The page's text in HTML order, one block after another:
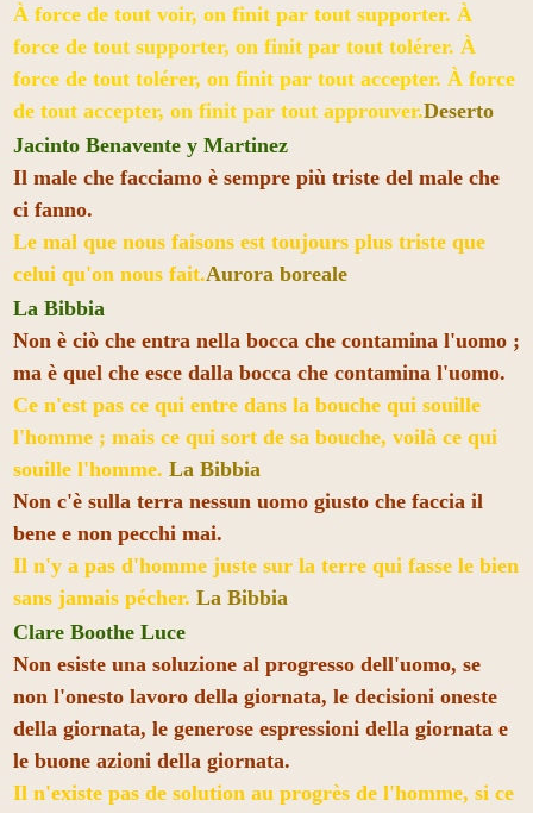
À force de tout voir, on finit par tout supporter. À
force de tout supporter, on finit par tout tolérer. À
force de tout tolérer, on finit par tout accepter. À force
de tout accepter, on finit par tout approuver.Deserto
Jacinto Benavente y Martinez
Il male che facciamo è sempre più triste del male che
ci fanno.
Le mal que nous faisons est toujours plus triste que
celui qu'on nous fait.Aurora boreale
La Bibbia
Non è ciò che entra nella bocca che contamina l'uomo ;
ma è quel che esce dalla bocca che contamina l'uomo.
Ce n'est pas ce qui entre dans la bouche qui souille
l'homme ; mais ce qui sort de sa bouche, voilà ce qui
souille l'homme. La Bibbia
Non c'è sulla terra nessun uomo giusto che faccia il
bene e non pecchi mai.
Il n'y a pas d'homme juste sur la terre qui fasse le bien
sans jamais pécher. La Bibbia
Clare Boothe Luce
Non esiste una soluzione al progresso dell'uomo, se
non l'onesto lavoro della giornata, le decisioni oneste
della giornata, le generose espressioni della giornata e
le buone azioni della giornata.
Il n'existe pas de solution au progrès de l'homme, si ce